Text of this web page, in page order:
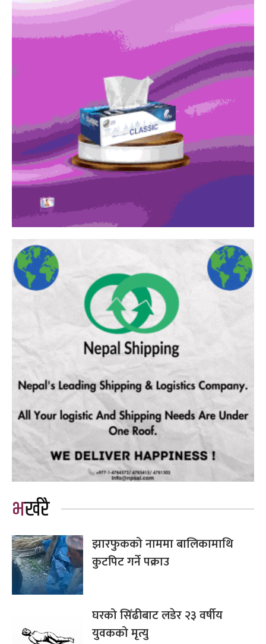
भर्खरै
झारफुकको नाममा बालिकामाथि
कुटपिट गर्ने पक्राउ
घरको सिँढीबाट लडेर २३ वर्षीय
युवकको मृत्यु